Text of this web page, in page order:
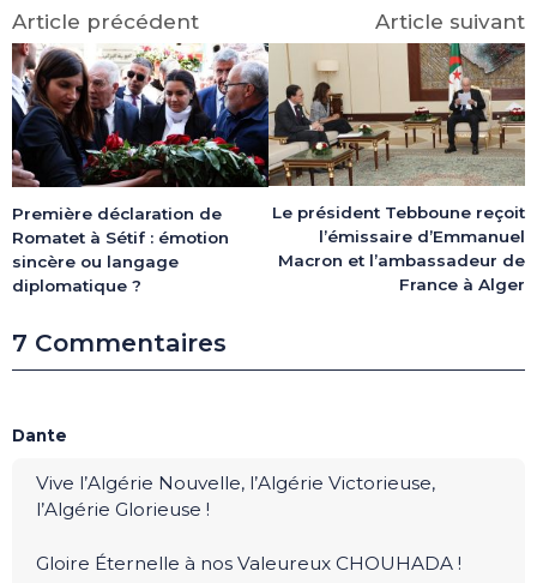
Article précédent
Première déclaration de
Romatet à Sétif : émotion
sincère ou langage
diplomatique ?
Article suivant
Le président Tebboune reçoit
l’émissaire d’Emmanuel
Macron et l’ambassadeur de
France à Alger
7 Commentaires
Dante
Vive l’Algérie Nouvelle, l’Algérie Victorieuse,
l’Algérie Glorieuse !
Gloire Éternelle à nos Valeureux CHOUHADA !